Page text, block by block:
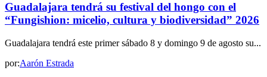
Guadalajara tendrá su festival del hongo con el
“Fungishion: micelio, cultura y biodiversidad” 2026
Guadalajara tendrá este primer sábado 8 y domingo 9 de agosto su...
por:Aarón Estrada